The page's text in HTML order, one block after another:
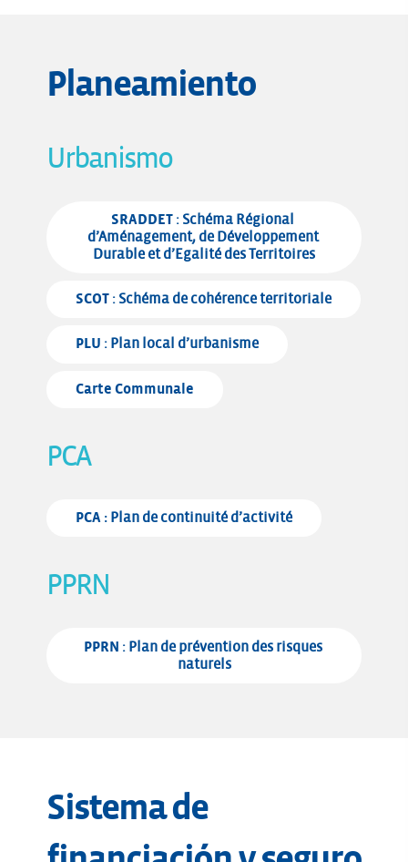
Planeamiento
Urbanismo
SRADDET : Schéma Régional
d’Aménagement, de Développement
Durable et d’Egalité des Territoires
SCOT : Schéma de cohérence territoriale
PLU : Plan local d’urbanisme
Carte Communale
PCA
PCA : Plan de continuité d’activité
PPRN
PPRN : Plan de prévention des risques
naturels
Sistema de